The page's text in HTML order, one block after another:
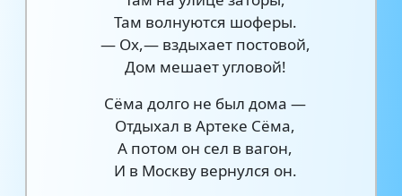
Там волнуются шоферы.
— Ох,— вздыхает постовой,
Дом мешает угловой!
Сёма долго не был дома —
Отдыхал в Артеке Сёма,
А потом он сел в вагон,
И в Москву вернулся он.